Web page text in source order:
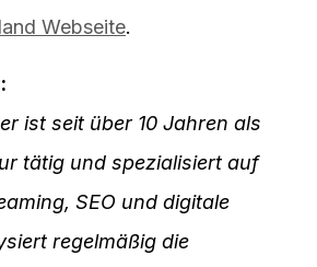
Webseite.
ist seit über 10 Jahren als
tätig und spezialisiert auf
SEO und digitale
regelmäßig die